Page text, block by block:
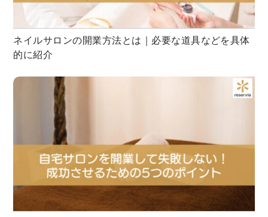
ネイルサロンの開業方法とは｜必要な道具などを具体
的に紹介